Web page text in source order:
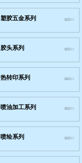
塑胶五金系列
胶头系列
热转印系列
喷油加工系列
喷绘系列